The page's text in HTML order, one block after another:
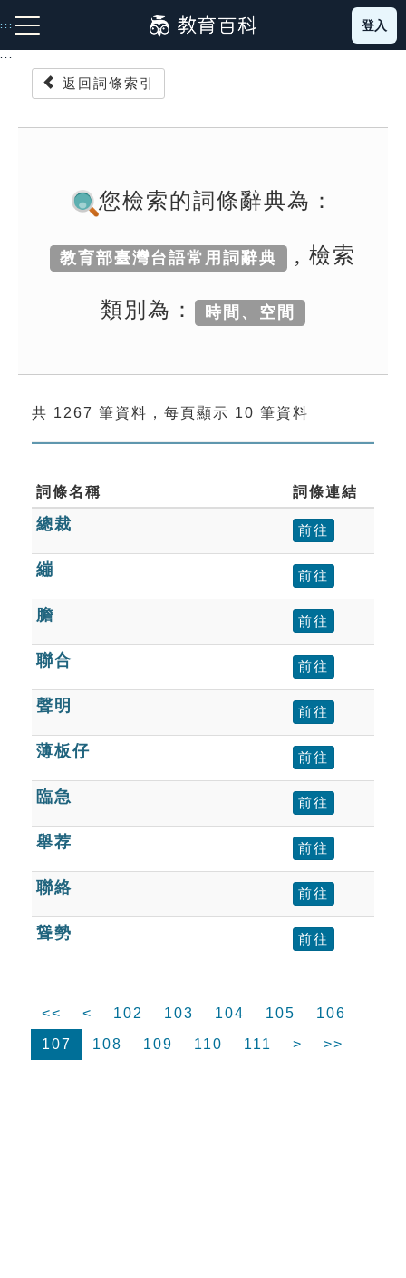
到
主
:::
生字詞彙表
成語故事
索引選單
單字索引
生命大百科索引
遊戲專區
教學應用
貓頭鷹博士
登入
:::
返回詞條索引
您檢索的詞條辭典為：
教育部臺灣台語常用詞辭典 , 檢索
類別為： 時間、空間
共 1267 筆資料，每頁顯示 10 筆資料
詞條名稱 詞條連結
總裁 前往
繃 前往
膽 前往
聯合 前往
聲明 前往
薄板仔 前往
臨急 前往
舉荐 前往
聯絡 前往
聳勢 前往
<< < 102 103 104 105
106
107
108 109 110 111 > >>